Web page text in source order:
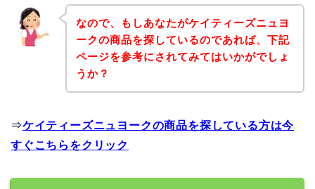
なので、もしあなたがケイティーズニュヨ
ークの商品を探しているのであれば、下記
ページを参考にされてみてはいかがでしょ
うか？
⇒ケイティーズニュヨークの商品を探している方は今
すぐこちらをクリック